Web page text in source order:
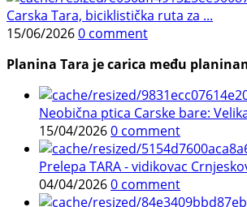
Carska Tara, biciklistička ruta za ...
15/06/20260 comment
Planina Tara je carica među
Neobična ptica Carske bare:
15/04/20260 comment
Prelepa TARA - vidikovac
04/04/20260 comment